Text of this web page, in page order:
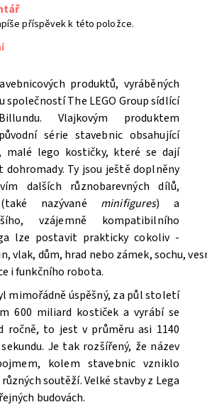
příspěvek k této položce.
Zpracováním osobních údajů.
produktů, vyráběných
společností The LEGO Group sídlící
Vlajkovým produktem
série stavebnic obsahující
malé lego kostičky, které se dají
Ty jsou ještě doplněny
dalších různobarevných dílů,
nazývané minifigures) a
vzájemně kompatibilního
lze postavit prakticky cokoliv -
vlak, dům, hrad nebo zámek, sochu,
i funkčního robota.
mimořádně úspěšný, za půl století
600 miliard kostiček a vyrábí se
ročně, to jest v průměru asi 1140
Je tak rozšířený, že název
kolem stavebnic vzniklo
soutěží. Velké stavby z Lega
budovách.